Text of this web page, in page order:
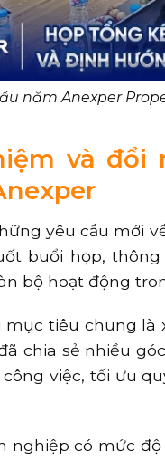
năm Anexper
và đổi
yêu cầu mới
buổi họp,
bộ hoạt động
tiêu chung
chia sẻ nhiều
việc, tối ưu
nghiệp có mức